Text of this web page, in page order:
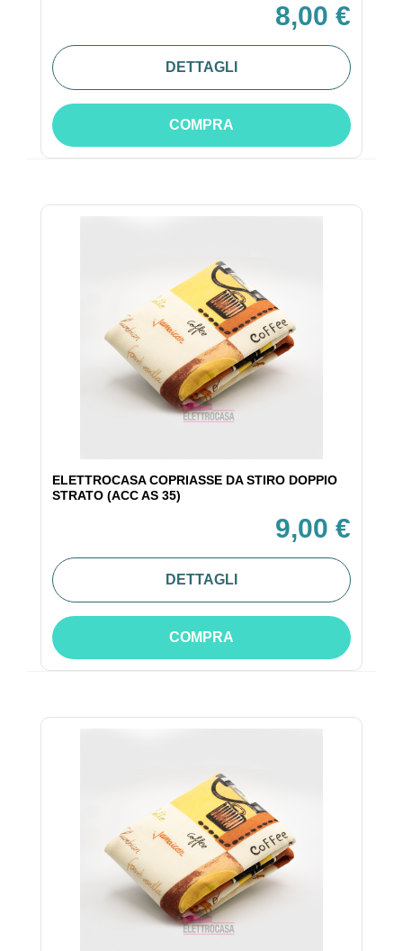
8,00 €
DETTAGLI
COMPRA
ELETTROCASA COPRIASSE DA STIRO DOPPIO
STRATO (ACC AS 35)
9,00 €
DETTAGLI
COMPRA